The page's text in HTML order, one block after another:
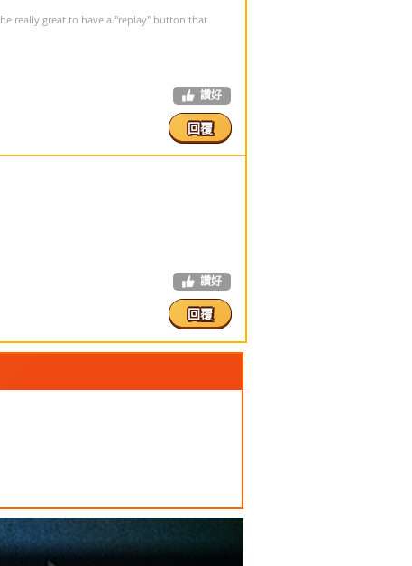
really great to have a "replay" button that
讚好
回覆
讚好
回覆